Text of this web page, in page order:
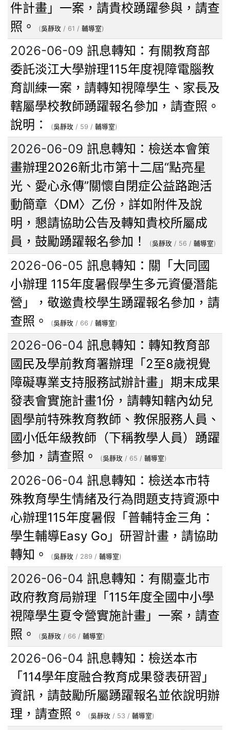
件計畫」一案，請貴校踴躍參與，請查
照。
(吳靜玫 / 61 / 輔導室)
2026-06-09 訊息轉知：有關教育部
委託淡江大學辦理115年度視障電腦教
育訓練一案，請轉知視障學生、家長及
轄屬學校教師踴躍報名參加，請查照。
說明：
(吳靜玫 / 59 / 輔導室)
2026-06-09 訊息轉知：檢送本會策
畫辦理2026新北市第十二屆“點亮星
光、愛心永傳”關懷自閉症公益路跑活
動簡章〈DM〉乙份，詳如附件及說
明，懇請協助公告及轉知貴校所屬成
員，鼓勵踴躍報名參加！
(吳靜玫 / 56 / 輔導室)
2026-06-05 訊息轉知：關「大同國
小辦理 115年度暑假學生多元資優潛能
營」，敬邀貴校學生踴躍報名參加，請
查照。
(吳靜玫 / 66 / 輔導室)
2026-06-04 訊息轉知：轉知教育部
國民及學前教育署辦理「2至8歲視覺
障礙專業支持服務試辦計畫」期末成果
發表會實施計畫1份，請轉知轄內幼兒
園學前特殊教育教師、教保服務人員、
國小低年級教師（下稱教學人員）踴躍
參加，請查照。
(吳靜玫 / 65 / 輔導室)
2026-06-04 訊息轉知：檢送本市特
殊教育學生情緒及行為問題支持資源中
心辦理115年度暑假「普輔特金三角：
學生輔導Easy Go」研習計畫，請協助
轉知。
(吳靜玫 / 289 / 輔導室)
2026-06-04 訊息轉知：有關臺北市
政府教育局辦理「115年度全國中小學
視障學生夏令營實施計畫」一案，請查
照。
(吳靜玫 / 66 / 輔導室)
2026-06-04 訊息轉知：檢送本市
「114學年度融合教育成果發表研習」
資訊，請鼓勵所屬踴躍報名並依說明辦
理，請查照。
(吳靜玫 / 53 / 輔導室)